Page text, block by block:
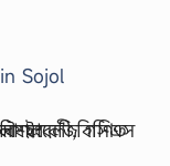
Sojol